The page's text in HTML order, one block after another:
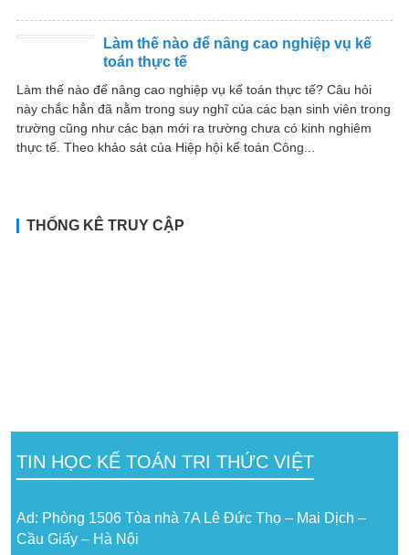
Làm thế nào để nâng cao nghiệp vụ kế
toán thực tế
Làm thế nào để nâng cao nghiệp vụ kế toán thực tế? Câu hỏi
này chắc hẳn đã nằm trong suy nghĩ của các bạn sinh viên trong
trường cũng như các bạn mới ra trường chưa có kinh nghiêm
thực tế. Theo khảo sát của Hiệp hội kế toán Công...
THỐNG KÊ TRUY CẬP
TIN HỌC KẾ TOÁN TRI THỨC VIỆT
Ad: Phòng 1506 Tòa nhà 7A Lê Đức Thọ – Mai Dịch –
Cầu Giấy – Hà Nội